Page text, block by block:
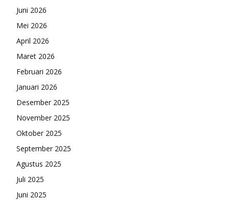
Juni 2026
Mei 2026
April 2026
Maret 2026
Februari 2026
Januari 2026
Desember 2025
November 2025
Oktober 2025
September 2025
Agustus 2025
Juli 2025
Juni 2025